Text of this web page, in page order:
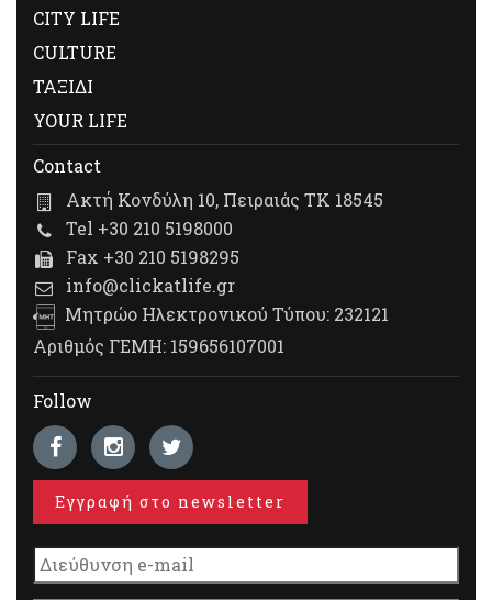
CITY LIFE
CULTURE
ΤΑΞΙΔΙ
YOUR LIFE
Contact
Ακτή Κονδύλη 10, Πειραιάς ΤΚ 18545
Tel +30 210 5198000
Fax +30 210 5198295
info@clickatlife.gr
Μητρώο Ηλεκτρονικού Τύπου: 232121
Αριθμός ΓΕΜΗ: 159656107001
Follow
Εγγραφή στο newsletter